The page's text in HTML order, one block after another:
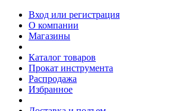
Вход или регистрация
О компании
Магазины
Каталог товаров
Прокат инструмента
Распродажа
Избранное